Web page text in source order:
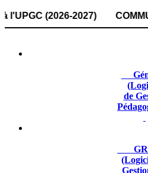
(2026-2027)
de